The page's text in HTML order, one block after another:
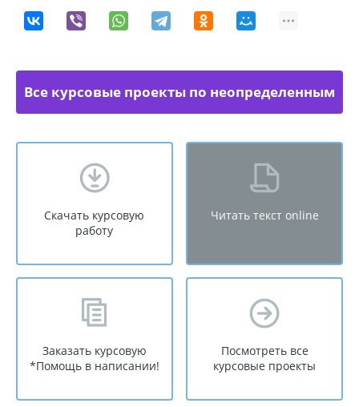
Все курсовые проекты по неопределенным
Скачать курсовую
работу
Читать текст online
Заказать курсовую
*Помощь в написании!
Посмотреть все
курсовые проекты